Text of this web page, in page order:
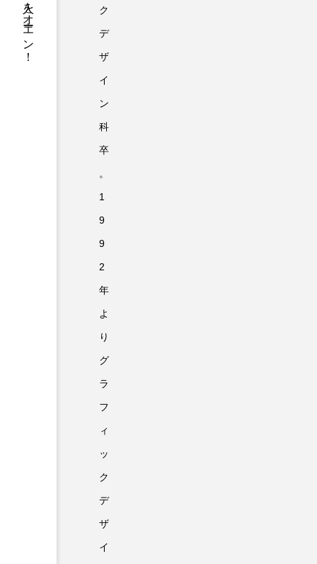
不知火美術館にて高校生とワークショップ開催！
ク
デ
ザ
イ
ン
科
卒
。
1
9
9
2
年
よ
り
グ
ラ
フ
ィ
ッ
ク
デ
ザ
イ